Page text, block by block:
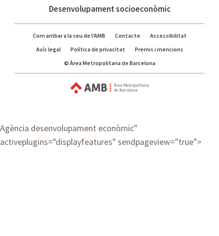
Desenvolupament socioeconòmic
Com arribar a la seu de l'AMB Contacte
Accessibilitat
Avís legal
Política de privacitat
Premis i mencions
© Àrea Metropolitana de Barcelona
Agència desenvolupament econòmic"
activeplugins="displayfeatures" sendpageview="true">